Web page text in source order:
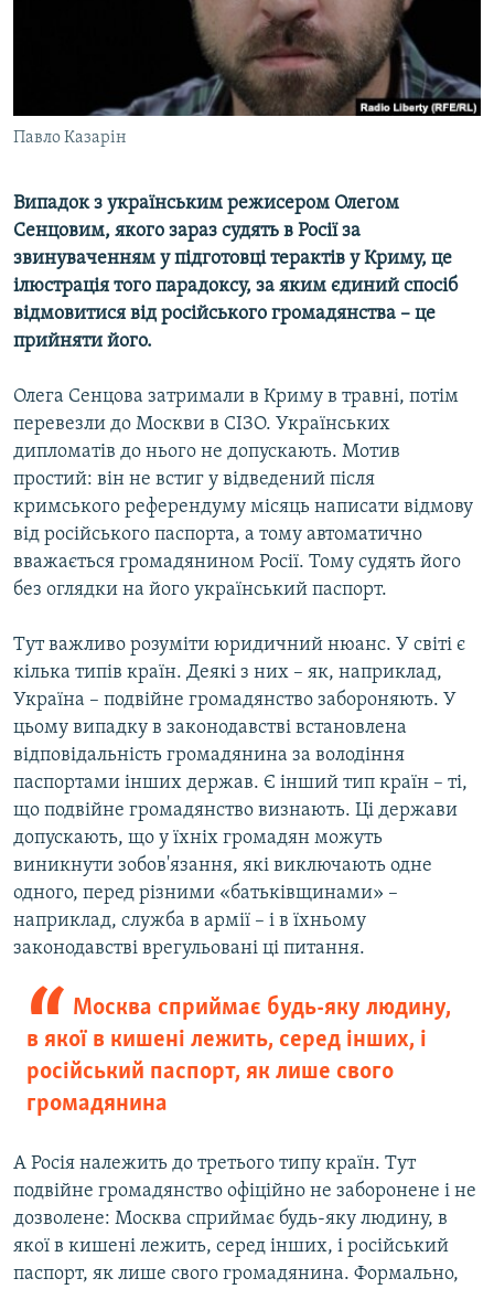
УКРАЇНСЬКА ПРОБЛЕМА КРИМУ
ІНФОГРАФІКА
ДОЛУЧАЙСЯ!
Усі сайти RFE/RL
Павло Казарін
Випадок з українським режисером Олегом
Сенцовим, якого зараз судять в Росії за
звинуваченням у підготовці терактів у Криму, це
ілюстрація того парадоксу, за яким єдиний спосіб
відмовитися від російського громадянства – це
прийняти його.
Олега Сенцова затримали в Криму в травні, потім
перевезли до Москви в СІЗО. Українських
дипломатів до нього не допускають. Мотив
простий: він не встиг у відведений після
кримського референдуму місяць написати відмову
від російського паспорта, а тому автоматично
вважається громадянином Росії. Тому судять його
без оглядки на його український паспорт.
Тут важливо розуміти юридичний нюанс. У світі є
кілька типів країн. Деякі з них – як, наприклад,
Україна – подвійне громадянство забороняють. У
цьому випадку в законодавстві встановлена
відповідальність громадянина за володіння
паспортами інших держав. Є інший тип країн – ті,
що подвійне громадянство визнають. Ці держави
допускають, що у їхніх громадян можуть
виникнути зобов'язання, які виключають одне
одного, перед різними «батьківщинами» –
наприклад, служба в армії – і в їхньому
законодавстві врегульовані ці питання.
Москва сприймає будь-яку людину,
в якої в кишені лежить, серед інших, і
російський паспорт, як лише свого
громадянина
А Росія належить до третього типу країн. Тут
подвійне громадянство офіційно не заборонене і не
дозволене: Москва сприймає будь-яку людину, в
якої в кишені лежить, серед інших, і російський
паспорт, як лише свого громадянина. Формально,